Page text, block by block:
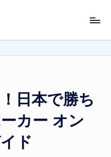
日本で勝ち
カー オン
ド